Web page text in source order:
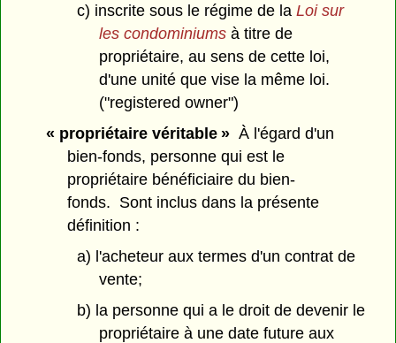
c) inscrite sous le régime de la Loi sur
les condominiumsà titre de
propriétaire, au sens de cette loi,
d'une unité que vise la même loi.
("registered owner")
« propriétaire véritable »À l'égard d'un
bien-fonds, personne qui est le
propriétaire bénéficiaire du bien-
fonds. Sont inclus dans la présente
définition :
a) l'acheteur aux termes d'un contrat de
vente;
b) la personne qui a le droit de devenir le
propriétaire à une date future aux